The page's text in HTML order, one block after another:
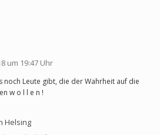
um 19:47 Uhr
noch Leute gibt, die der Wahrheit auf die
w o l l e n !
Helsing